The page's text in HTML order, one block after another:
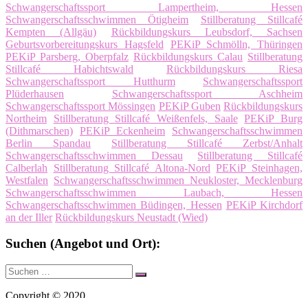
Schwangerschaftssport Lampertheim, Hessen
Schwangerschaftsschwimmen Ötigheim
Stillberatung Stillcafé
Kempten (Allgäu)
Rückbildungskurs Leubsdorf, Sachsen
Geburtsvorbereitungskurs Hagsfeld
PEKiP Schmölln, Thüringen
PEKiP Parsberg, Oberpfalz Rückbildungskurs Calau Stillberatung
Stillcafé Habichtswald
Rückbildungskurs Riesa
Schwangerschaftssport Hutthurm
Schwangerschaftssport
Plüderhausen
Schwangerschaftssport Aschheim
Schwangerschaftssport Mössingen PEKiP Guben Rückbildungskurs
Northeim
Stillberatung Stillcafé Weißenfels, Saale PEKiP Burg
(Dithmarschen) PEKiP Eckenheim
Schwangerschaftsschwimmen
Berlin Spandau
Stillberatung Stillcafé Zerbst/Anhalt
Schwangerschaftsschwimmen Dessau
Stillberatung Stillcafé
Calberlah
Stillberatung Stillcafé Altona-Nord PEKiP Steinhagen,
Westfalen Schwangerschaftsschwimmen Neukloster, Mecklenburg
Schwangerschaftsschwimmen Laubach, Hessen
Schwangerschaftsschwimmen Büdingen, Hessen PEKiP Kirchdorf
an der Iller Rückbildungskurs Neustadt (Wied)
Suchen (Angebot und Ort):
Suche
nach:
Suchen
Copyright © 2020